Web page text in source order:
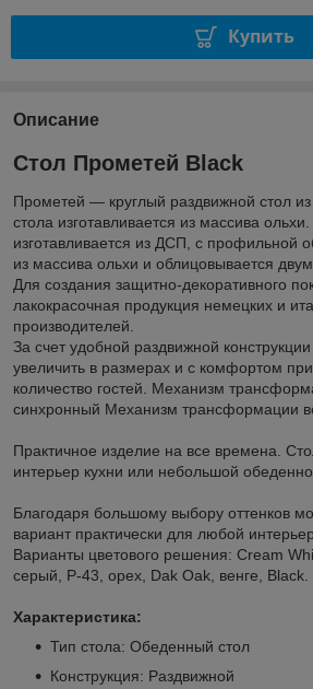
Купить
Описание
Стол Прометей Black
Прометей — круглый раздвижной стол
стола изготавливается из массива
изготавливается из ДСП, с профильной
из массива ольхи и облицовывается
Для создания защитно-декоративного
лакокрасочная продукция немецких и
производителей.
За счет удобной раздвижной
увеличить в размерах и с комфортом
количество гостей. Механизм
синхронный Механизм трансформации
Практичное изделие на все времена.
интерьер кухни или небольшой
Благодаря большому выбору оттенков
вариант практически для любой
Варианты цветового решения: Cream
серый, Р-43, орех, Dak Oak, венге, Black.
Характеристика:
Тип стола: Обеденный стол
Конструкция: Раздвижной